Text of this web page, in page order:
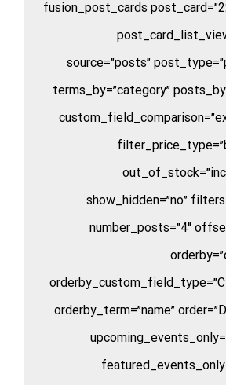
[fusion_post_cards
source=”posts”
terms_by=”category”
show_hidden=”no”
number_posts=”4″
orderby_term=”name”